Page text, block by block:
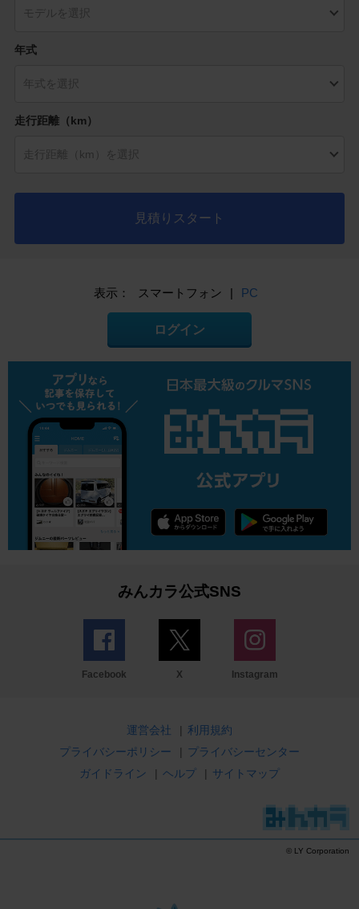
年式
走行距離（km）
見積りスタート
表示： スマートフォン | PC
ログイン
みんカラ公式SNS
Facebook X Instagram
運営会社 | 利用規約
プライバシーポリシー
| プライバシーセンター
ガイドライン
| ヘルプ | サイトマップ
© LY Corporation